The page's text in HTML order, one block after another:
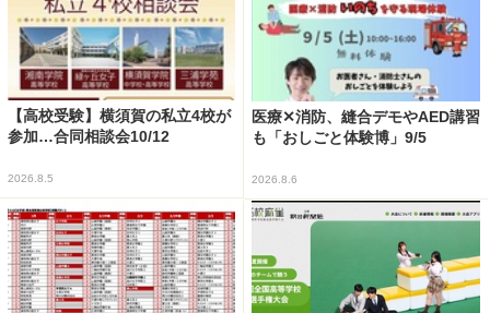
【高校受験】横須賀の私立4校が
参加…合同相談会10/12
2026.8.5
医療✕消防、縫合デモやAED講習
も「おしごと体験博」9/5
2026.8.6